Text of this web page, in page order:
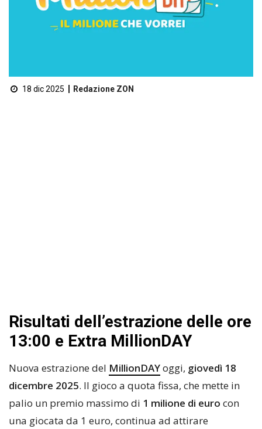
18 dic 2025 Redazione ZON
Risultati dell’estrazione delle ore
13:00 e Extra MillionDAY
Nuova estrazione del MillionDAYoggi, giovedì 18
dicembre 2025. Il gioco a quota fissa, che mette in
palio un premio massimo di 1 milione di euro con
una giocata da 1 euro, continua ad attirare